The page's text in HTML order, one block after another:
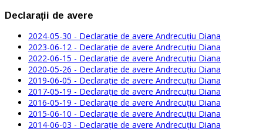
Declarații de avere
2024-05-30 - Declarație de avere Andrecuţiu Diana
2023-06-12 - Declarație de avere Andrecuţiu Diana
2022-06-15 - Declarație de avere Andrecuţiu Diana
2020-05-26 - Declarație de avere Andrecuţiu Diana
2019-06-05 - Declarație de avere Andrecuţiu Diana
2017-05-19 - Declarație de avere Andrecuţiu Diana
2016-05-19 - Declarație de avere Andrecuţiu Diana
2015-06-10 - Declarație de avere Andrecuţiu Diana
2014-06-03 - Declarație de avere Andrecuţiu Diana